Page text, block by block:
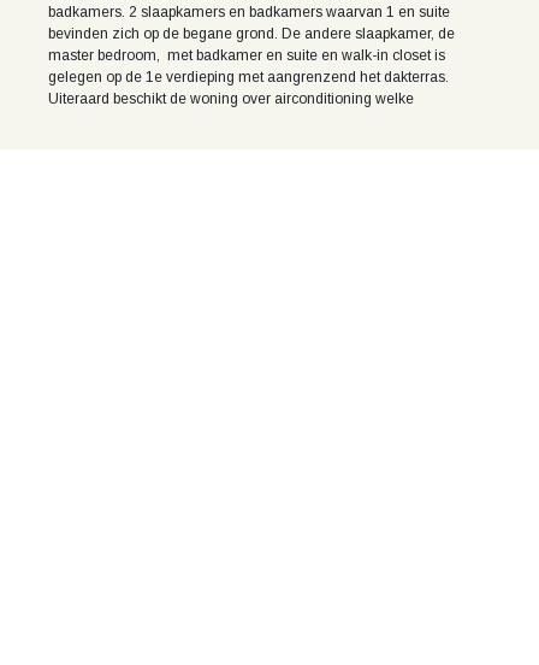
badkamers. 2 slaapkamers en badkamers waarvan 1 en suite
bevinden zich op de begane grond. De andere slaapkamer, de
master bedroom, met badkamer en suite en walk-in closet is
gelegen op de 1e verdieping met aangrenzend het dakterras.
Uiteraard beschikt de woning over airconditioning welke